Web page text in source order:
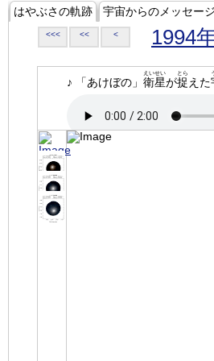
はやぶさの軌跡 宇宙からのメッセージ
<<< << < 1994
♪ 「あけぼの」 衛星
えいせい
が捉
とら
えた